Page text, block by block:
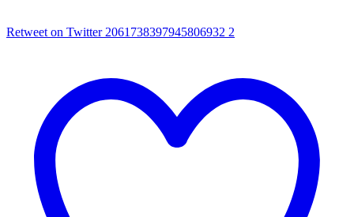
Retweet on Twitter 2061738397945806932 2